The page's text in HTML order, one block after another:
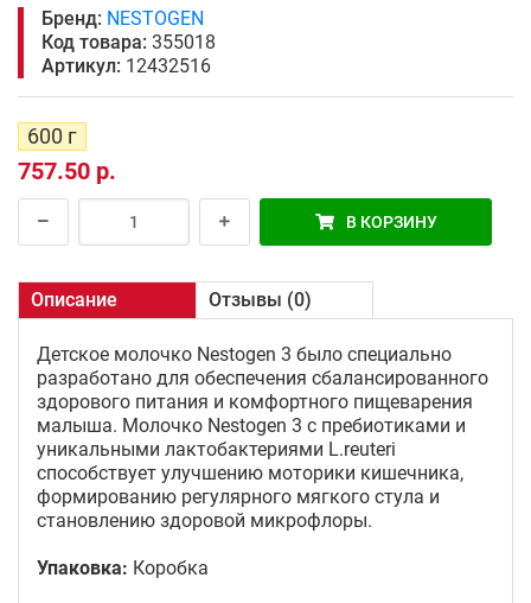
Бренд: NESTOGEN
Код товара: 355018
Артикул: 12432516
600 г
757.50 р.
В КОРЗИНУ
Описание Отзывы (0)
Детское молочко Nestogen 3 было специально
разработано для обеспечения сбалансированного
здорового питания и комфортного пищеварения
малыша. Молочко Nestogen 3 с пребиотиками и
уникальными лактобактериями L.reuteri
способствует улучшению моторики кишечника,
формированию регулярного мягкого стула и
становлению здоровой микрофлоры.
Упаковка: Коробка